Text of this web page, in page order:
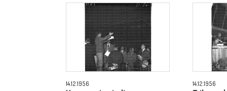
14.12.1956 14.12.1956